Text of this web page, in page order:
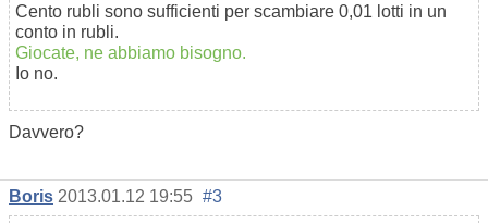
Cento rubli sono sufficienti per scambiare 0,01 lotti in un
conto in rubli.
Giocate, ne abbiamo bisogno.
Io no.
Davvero?
Boris 2013.01.12 19:55 #3